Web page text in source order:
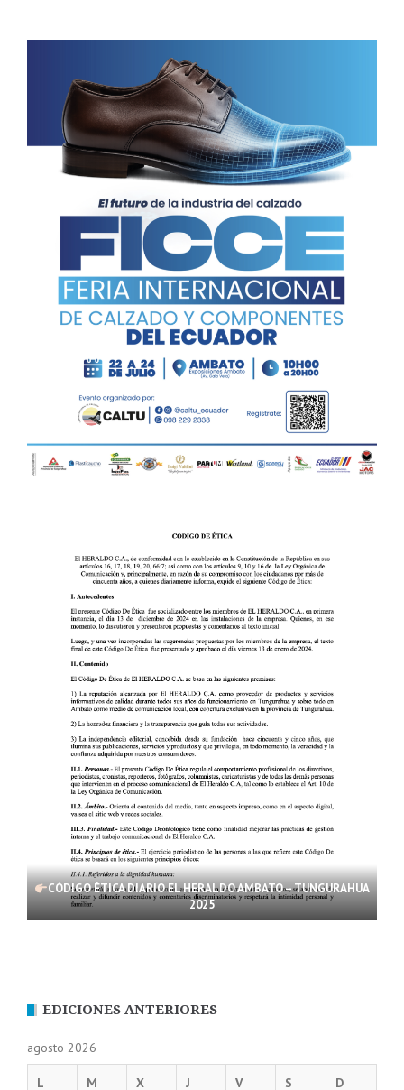
CÓDIGO ÉTICA DIARIO EL HERALDO AMBATO – TUNGURAHUA
2025
EDICIONES ANTERIORES
agosto 2026
L M X J V S D